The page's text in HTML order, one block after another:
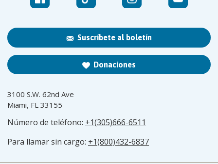
Suscríbete al boletín
Donaciones
3100 S.W. 62nd Ave
Miami, FL 33155
Número de teléfono: +1(305)666-6511
Para llamar sin cargo: +1(800)432-6837